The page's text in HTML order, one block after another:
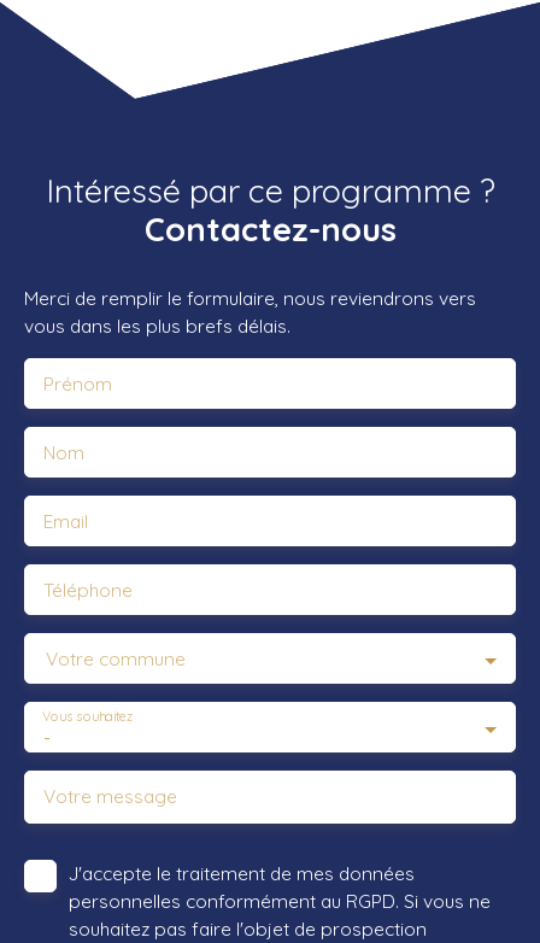
Intéressé par ce programme ?
Contactez-nous
Merci de remplir le formulaire, nous reviendrons vers
vous dans les plus brefs délais.
Prénom
Nom
Email
Téléphone
Votre commune
-
Vous souhaitez
Votre message
J'accepte le traitement de mes données
personnelles conformément au RGPD. Si vous ne
souhaitez pas faire l'objet de prospection